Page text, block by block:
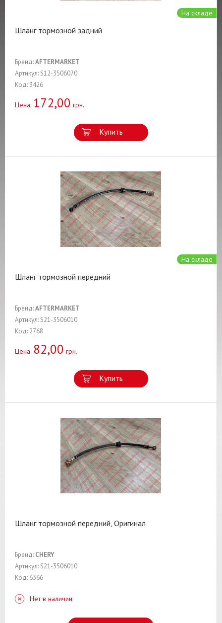
На складе
Шланг тормозной задний
Бренд:AFTERMARKET
Артикул: S12-3506070
Код: 3426
Цена: 172,00 грн.
Купить
На складе
Шланг тормозной передний
Бренд:AFTERMARKET
Артикул: S21-3506010
Код: 2768
Цена: 82,00 грн.
Купить
Шланг тормозной передний, Оригинал
Бренд: CHERY
Артикул: S21-3506010
Код: 6366
Нет в наличии